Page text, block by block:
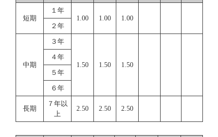
短期
１年
1.00
1.00
1.00
２年
中期
３年
1.50 1.50 1.50
４年
５年
６年
長期
７年以
上
2.50 2.50 2.50